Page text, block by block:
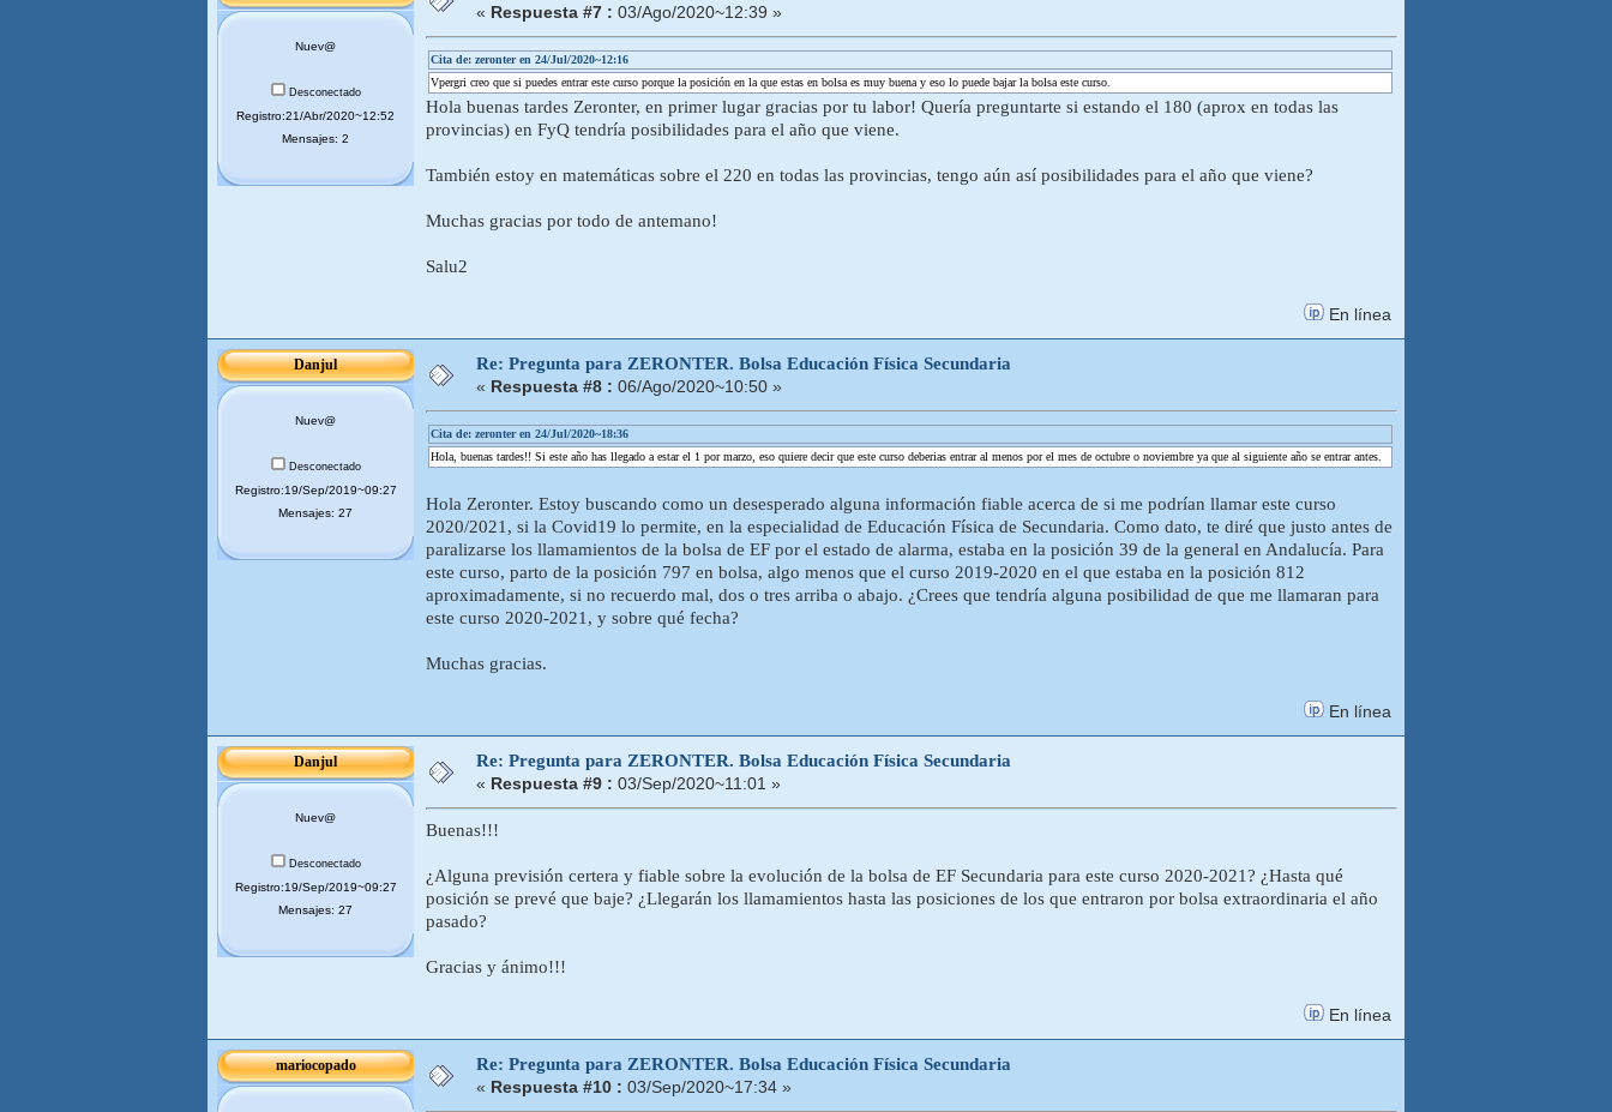
Nuev@
Desconectado
Registro:21/Abr/2020~12:52
Mensajes: 2
« Respuesta #7 : 03/Ago/2020~12:39 »
Cita de: zeronter en 24/Jul/2020~12:16
Vpergri creo que si puedes entrar este curso porque la posición en la que estas en bolsa es muy buena y eso lo puede bajar la bolsa este curso.
Hola buenas tardes Zeronter, en primer lugar gracias por tu labor! Quería preguntarte si estando el 180 (aprox en todas las
provincias) en FyQ tendría posibilidades para el año que viene.
También estoy en matemáticas sobre el 220 en todas las provincias, tengo aún así posibilidades para el año que viene?
Muchas gracias por todo de antemano!
Salu2
En línea
Danjul
Nuev@
Desconectado
Registro:19/Sep/2019~09:27
Mensajes: 27
Re: Pregunta para ZERONTER. Bolsa Educación Física Secundaria
« Respuesta #8 : 06/Ago/2020~10:50 »
Cita de: zeronter en 24/Jul/2020~18:36
Hola, buenas tardes!! Si este año has llegado a estar el 1 por marzo, eso quiere decir que este curso deberias entrar al menos por el mes de octubre o noviembre ya que al siguiente año se entrar antes.
Hola Zeronter. Estoy buscando como un desesperado alguna información fiable acerca de si me podrían llamar este curso
2020/2021, si la Covid19 lo permite, en la especialidad de Educación Física de Secundaria. Como dato, te diré que justo antes de
paralizarse los llamamientos de la bolsa de EF por el estado de alarma, estaba en la posición 39 de la general en Andalucía. Para
este curso, parto de la posición 797 en bolsa, algo menos que el curso 2019-2020 en el que estaba en la posición 812
aproximadamente, si no recuerdo mal, dos o tres arriba o abajo. ¿Crees que tendría alguna posibilidad de que me llamaran para
este curso 2020-2021, y sobre qué fecha?
Muchas gracias.
En línea
Danjul
Nuev@
Desconectado
Registro:19/Sep/2019~09:27
Mensajes: 27
Re: Pregunta para ZERONTER. Bolsa Educación Física Secundaria
« Respuesta #9 : 03/Sep/2020~11:01 »
Buenas!!!
¿Alguna previsión certera y fiable sobre la evolución de la bolsa de EF Secundaria para este curso 2020-2021? ¿Hasta qué
posición se prevé que baje? ¿Llegarán los llamamientos hasta las posiciones de los que entraron por bolsa extraordinaria el año
pasado?
Gracias y ánimo!!!
En línea
mariocopado Re: Pregunta para ZERONTER. Bolsa Educación Física Secundaria
« Respuesta #10 : 03/Sep/2020~17:34 »